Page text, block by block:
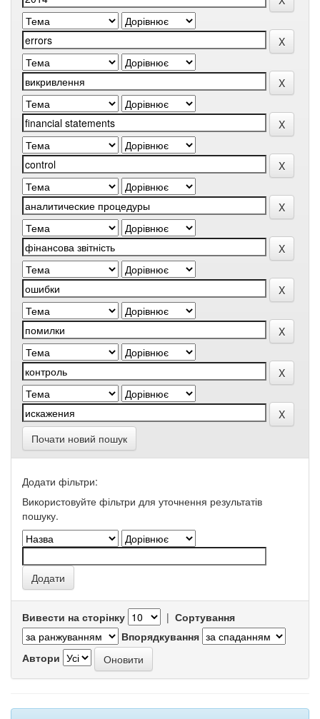
Почати новий пошук
Додати фільтри:
Використовуйте фільтри для уточнення результатів
пошуку.
Вивести на сторінку | Сортування
Впорядкування
Автори